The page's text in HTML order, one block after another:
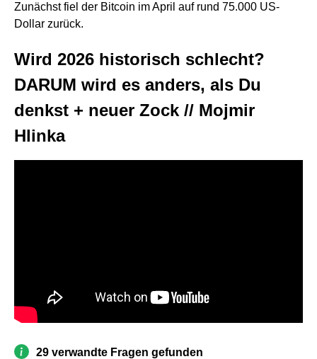
Zunächst fiel der Bitcoin im April auf rund 75.000 US-
Dollar zurück.
Wird 2026 historisch schlecht?
DARUM wird es anders, als Du
denkst + neuer Zock // Mojmir
Hlinka
29 verwandte Fragen gefunden